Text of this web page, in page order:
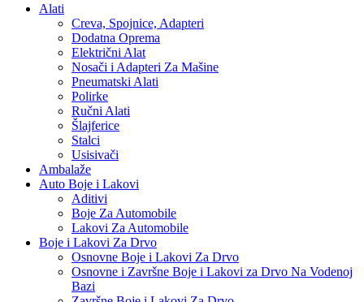
Alati
Creva, Spojnice, Adapteri
Dodatna Oprema
Električni Alat
Nosači i Adapteri Za Mašine
Pneumatski Alati
Polirke
Ručni Alati
Šlajferice
Stalci
Usisivači
Ambalaže
Auto Boje i Lakovi
Aditivi
Boje Za Automobile
Lakovi Za Automobile
Boje i Lakovi Za Drvo
Osnovne Boje i Lakovi Za Drvo
Osnovne i Završne Boje i Lakovi za Drvo Na Vodenoj
Bazi